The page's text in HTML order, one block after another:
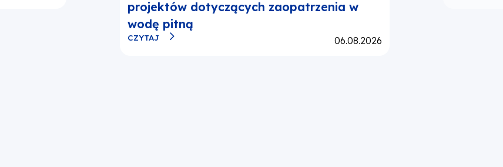
projektów dotyczących zaopatrzenia w
wodę pitną
CZYTAJ Opublikowano:
06.08.2026